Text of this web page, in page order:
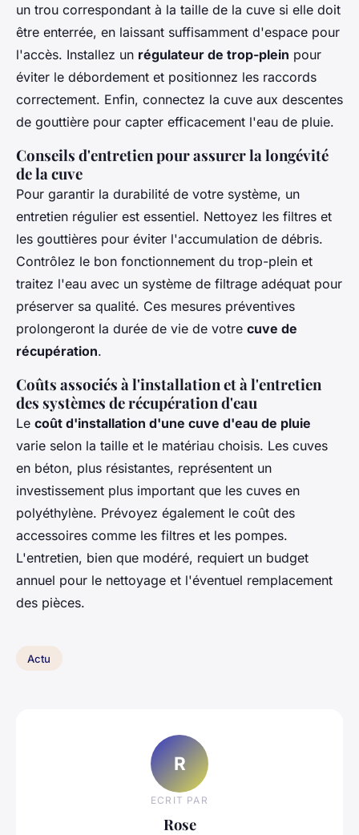
un trou correspondant à la taille de la cuve si elle doit
être enterrée, en laissant suffisamment d'espace pour
l'accès. Installez un régulateur de trop-plein pour
éviter le débordement et positionnez les raccords
correctement. Enfin, connectez la cuve aux descentes
de gouttière pour capter efficacement l'eau de pluie.
Conseils d'entretien pour assurer la longévité
de la cuve
Pour garantir la durabilité de votre système, un
entretien régulier est essentiel. Nettoyez les filtres et
les gouttières pour éviter l'accumulation de débris.
Contrôlez le bon fonctionnement du trop-plein et
traitez l'eau avec un système de filtrage adéquat pour
préserver sa qualité. Ces mesures préventives
prolongeront la durée de vie de votre cuve de
récupération.
Coûts associés à l'installation et à l'entretien
des systèmes de récupération d'eau
Le coût d'installation d'une cuve d'eau de pluie
varie selon la taille et le matériau choisis. Les cuves
en béton, plus résistantes, représentent un
investissement plus important que les cuves en
polyéthylène. Prévoyez également le coût des
accessoires comme les filtres et les pompes.
L'entretien, bien que modéré, requiert un budget
annuel pour le nettoyage et l'éventuel remplacement
des pièces.
Actu
R
ECRIT PAR
Rose